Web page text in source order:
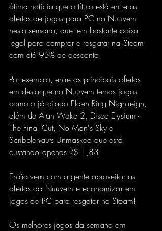
ótima notícia que o título está entre as
ofertas de jogos para PC na Nuuvem
nesta semana, que tem bastante coisa
legal para comprar e resgatar na Steam
com até 95% de desconto.
Por exemplo, entre as principais ofertas
em destaque na Nuuvem temos jogos
como o já citado Elden Ring Nightreign,
além de Alan Wake 2, Disco Elysium -
The Final Cut, No Man's Sky e
Scribblenauts Unmasked que está
custando apenas R$ 1,83.
Então vem com a gente aproveitar as
ofertas da Nuuvem e economizar em
jogos de PC para resgatar na Steam!
Os melhores jogos da semana em